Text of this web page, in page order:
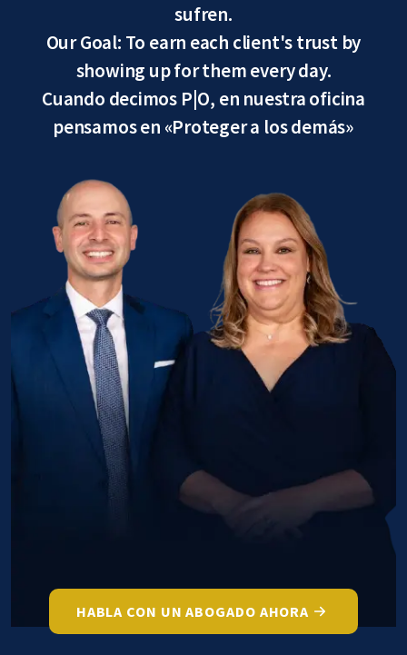
sufren.
Our Goal: To earn each client's trust by
showing up for them every day.
Cuando decimos P|O, en nuestra oficina
pensamos en «Proteger a los demás»
HABLA CON UN ABOGADO AHORA